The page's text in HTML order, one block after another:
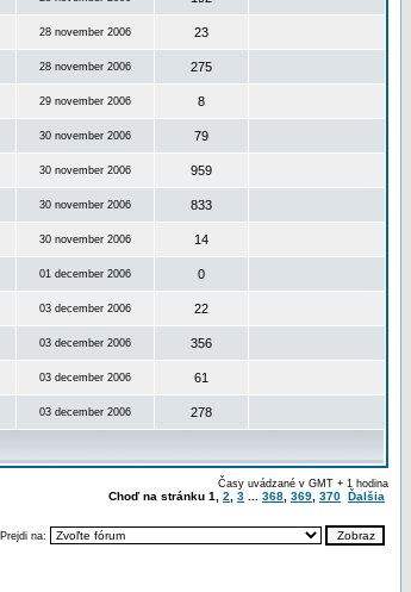
28 november 2006 23
28 november 2006 275
29 november 2006 8
30 november 2006 79
30 november 2006 959
30 november 2006 833
30 november 2006 14
01 december 2006 0
03 december 2006 22
03 december 2006 356
03 december 2006 61
03 december 2006 278
Časy uvádzané v GMT + 1 hodina
Choď na stránku 1 2 3 368 369 370 Ďalšia
Prejdi na: